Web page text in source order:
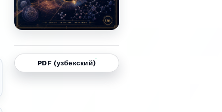
PDF (узбекский)